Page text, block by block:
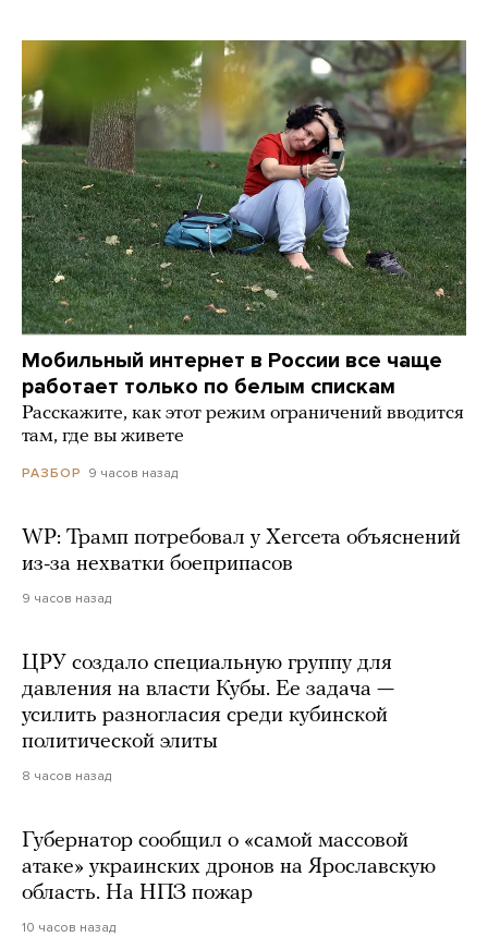
Мобильный интернет в России все чаще
работает только по белым спискам
Расскажите, как этот режим ограничений вводится
там, где вы живете
РАЗБОР 9 часов назад
WP: Трамп потребовал у Хегсета объяснений
из-за нехватки боеприпасов
9 часов назад
ЦРУ создало специальную группу для
давления на власти Кубы. Ее задача —
усилить разногласия среди кубинской
политической элиты
8 часов назад
Губернатор сообщил о «самой массовой
атаке» украинских дронов на Ярославскую
область. На НПЗ пожар
10 часов назад